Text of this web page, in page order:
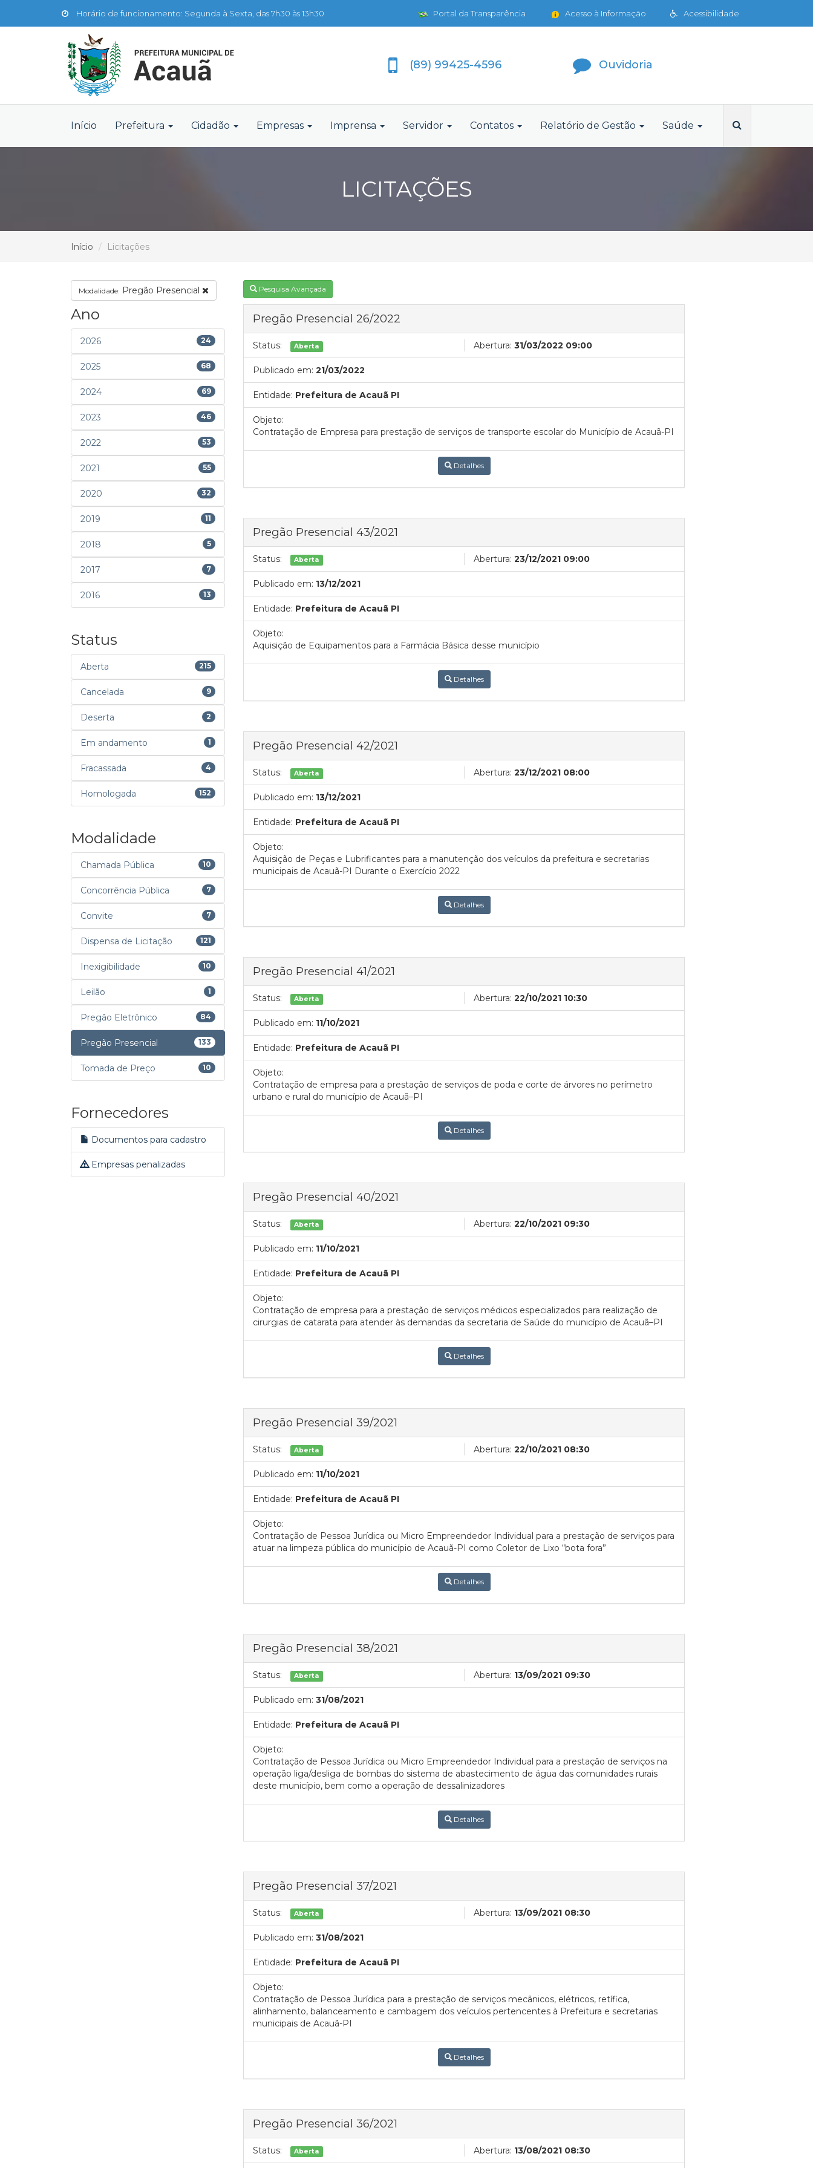
Horário de funcionamento: Segunda à Sexta, das 7h30 às 13h30 Acessibilidade
Acesso à Informação
Portal da Transparência
(89) 99425-4596 Ouvidoria
Início Prefeitura Cidadão Empresas Imprensa Servidor Contatos Relatório de Gestão Saúde
LICITAÇÕES
Início Licitações
Modalidade: Pregão Presencial
Ano
2026 24
2025 68
2024 69
2023 46
2022 53
2021 55
2020 32
2019 11
2018 5
2017 7
2016 13
Status
Aberta 215
Cancelada 9
Deserta 2
Em andamento 1
Fracassada 4
Homologada 152
Modalidade
Chamada Pública 10
Concorrência Pública 7
Convite 7
Dispensa de Licitação 121
Inexigibilidade 10
Leilão 1
Pregão Eletrônico 84
Pregão Presencial 133
Tomada de Preço 10
Fornecedores
Documentos para cadastro
Empresas penalizadas
Pesquisa Avançada
Pregão Presencial 26/2022
Status: Aberta Abertura: 31/03/2022 09:00
Publicado em: 21/03/2022
Entidade: Prefeitura de Acauã PI
Objeto:
Contratação de Empresa para prestação de serviços de transporte escolar do Município de Acauã-PI
Detalhes
Pregão Presencial 43/2021
Status: Aberta Abertura: 23/12/2021 09:00
Publicado em: 13/12/2021
Entidade: Prefeitura de Acauã PI
Objeto:
Aquisição de Equipamentos para a Farmácia Básica desse município
Detalhes
Pregão Presencial 42/2021
Status: Aberta Abertura: 23/12/2021 08:00
Publicado em: 13/12/2021
Entidade: Prefeitura de Acauã PI
Objeto:
Aquisição de Peças e Lubrificantes para a manutenção dos veículos da prefeitura e secretarias
municipais de Acauã-PI Durante o Exercício 2022
Detalhes
Pregão Presencial 41/2021
Status: Aberta Abertura: 22/10/2021 10:30
Publicado em: 11/10/2021
Entidade: Prefeitura de Acauã PI
Objeto:
Contratação de empresa para a prestação de serviços de poda e corte de árvores no perímetro
urbano e rural do município de Acauã–PI
Detalhes
Pregão Presencial 40/2021
Status: Aberta Abertura: 22/10/2021 09:30
Publicado em: 11/10/2021
Entidade: Prefeitura de Acauã PI
Objeto:
Contratação de empresa para a prestação de serviços médicos especializados para realização de
cirurgias de catarata para atender às demandas da secretaria de Saúde do município de Acauã–PI
Detalhes
Pregão Presencial 39/2021
Status: Aberta Abertura: 22/10/2021 08:30
Publicado em: 11/10/2021
Entidade: Prefeitura de Acauã PI
Objeto:
Contratação de Pessoa Jurídica ou Micro Empreendedor Individual para a prestação de serviços para
atuar na limpeza pública do município de Acauã-PI como Coletor de Lixo “bota fora”
Detalhes
Pregão Presencial 38/2021
Status: Aberta Abertura: 13/09/2021 09:30
Publicado em: 31/08/2021
Entidade: Prefeitura de Acauã PI
Objeto:
Contratação de Pessoa Jurídica ou Micro Empreendedor Individual para a prestação de serviços na
operação liga/desliga de bombas do sistema de abastecimento de água das comunidades rurais
deste município, bem como a operação de dessalinizadores
Detalhes
Pregão Presencial 37/2021
Status: Aberta Abertura: 13/09/2021 08:30
Publicado em: 31/08/2021
Entidade: Prefeitura de Acauã PI
Objeto:
Contratação de Pessoa Jurídica para a prestação de serviços mecânicos, elétricos, retífica,
alinhamento, balanceamento e cambagem dos veículos pertencentes à Prefeitura e secretarias
municipais de Acauã-PI
Detalhes
Pregão Presencial 36/2021
Status: Aberta Abertura: 13/08/2021 08:30